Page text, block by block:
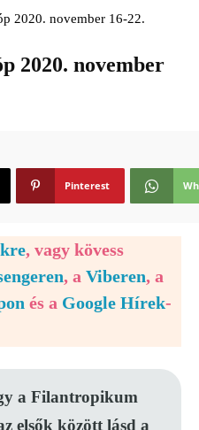
2020. november 16-22.
2020. november
Pinterest
, vagy kövess
, a Viberen, a
és a Google Hírek-
a Filantropikum
elsők között lásd a